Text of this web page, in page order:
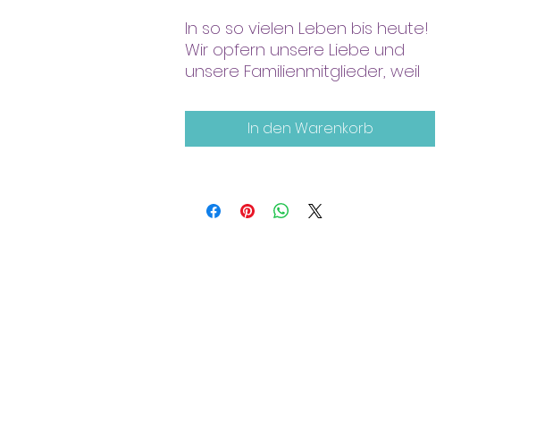
In so so vielen Leben bis heute!
Wir opfern unsere Liebe und
unsere Familienmitglieder, weil
unseres Weges zur Erleuchtung
Befreie und transformiere, dass
Liebe wehtut
In den Warenkorb